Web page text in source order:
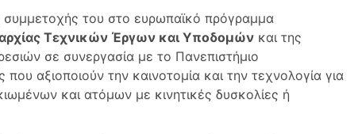
συμμετοχής του στο ευρωπαϊκό πρόγραμμα
Τεχνικών Έργων και Υποδομών και της
σε συνεργασία με το Πανεπιστήμιο
που αξιοποιούν την καινοτομία και την τεχνολογία για
και ατόμων με κινητικές δυσκολίες ή